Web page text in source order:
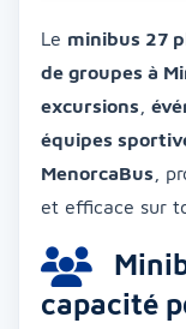
Le minibus 27
de groupes à
excursions
équipes
MenorcaBus ,
et efficace sur
capacité